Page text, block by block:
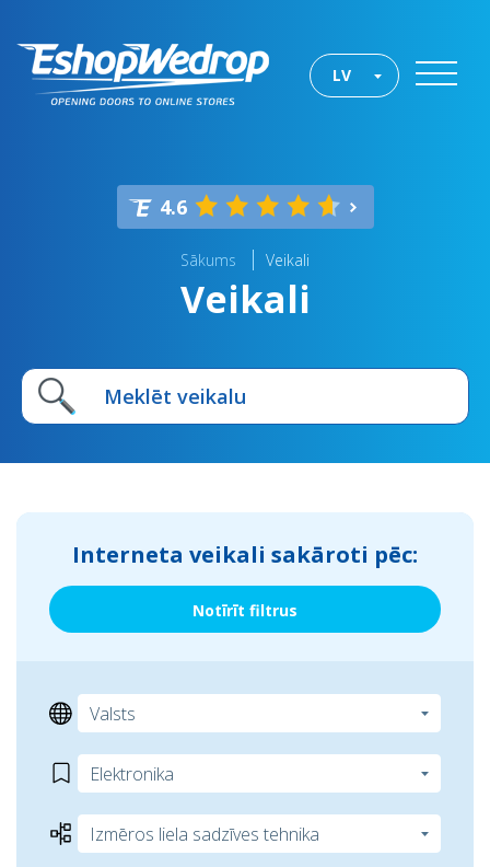
LV
4.6
Sākums Veikali
Veikali
Interneta veikali sakāroti pēc:
Notīrīt filtrus